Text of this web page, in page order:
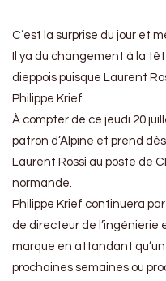
C’est la surprise du jour et
Il ya du changement à la
dieppois puisque Laurent
Philippe Krief.
À compter de ce jeudi 20
patron d’Alpine et prend
Laurent Rossi au poste de
normande.
Philippe Krief continuera
de directeur de l’ingénierie
marque en attandant
prochaines semaines ou